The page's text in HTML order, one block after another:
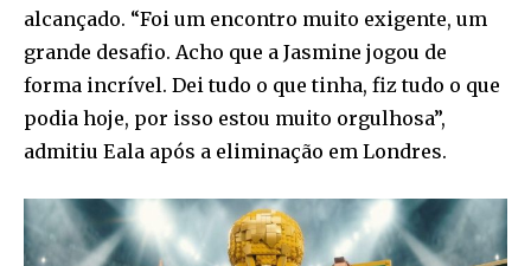
alcançado. “Foi um encontro muito exigente, um
grande desafio. Acho que a Jasmine jogou de
forma incrível. Dei tudo o que tinha, fiz tudo o que
podia hoje, por isso estou muito orgulhosa”,
admitiu Eala após a eliminação em Londres.